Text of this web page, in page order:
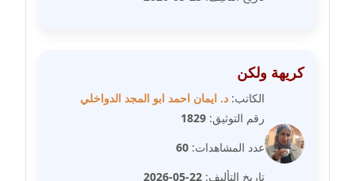
عاملة
عاملة
مدونة صفا غنيم
عاملة
مدونة صفاء فوزي
كريهة ولكن
الكاتب: د. ايمان احمد ابو المجد الدواخلي
رقم التوثيق: 1829
عدد المشاهدات: 60
تاريخ التأليف: 22-05-2026